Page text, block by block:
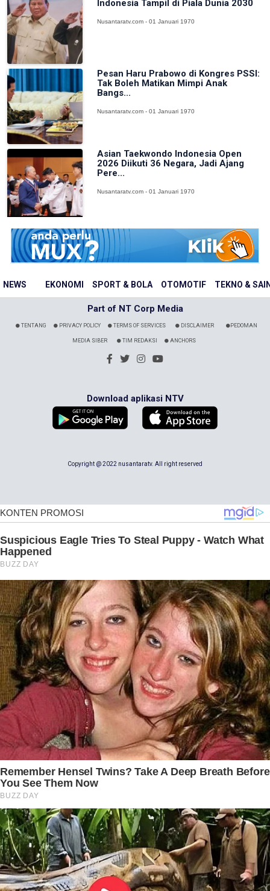
NEWS EKONOMI SPORT & BOLA OTOMOTIF TEKNO &
Indonesia Tampil di Piala Dunia 2030
Nusantaratv.com - 01 Januari 1970
Pesan Haru Prabowo di Kongres PSSI:
Tak Boleh Matikan Mimpi Anak
Bangs...
Nusantaratv.com - 01 Januari 1970
Asian Taekwondo Indonesia Open
2026 Diikuti 36 Negara, Jadi Ajang
Pere...
Nusantaratv.com - 01 Januari 1970
Part of NT Corp Media
TENTANG PRIVACY POLICY TERMS OF SERVICES DISCLAIMER PEDOMAN
MEDIA SIBER TIM REDAKSI ANCHORS
Download aplikasi NTV
Copyright @ 2022 nusantaratv. All right reserved